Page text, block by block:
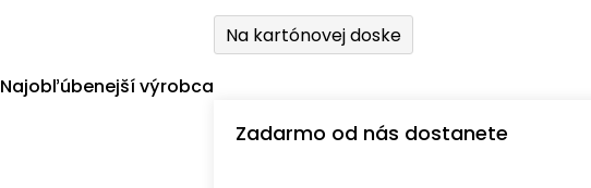
Na kartónovej doske
Zadarmo od nás dostanete
Najobľúbenejší výrobca